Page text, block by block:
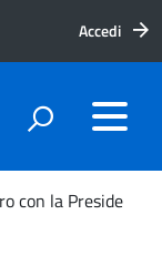
Accedi
con la Preside